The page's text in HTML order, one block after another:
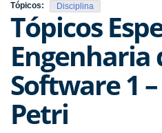
Tópicos: Disciplina
Tópicos
Engenharia
Software 1
Petri